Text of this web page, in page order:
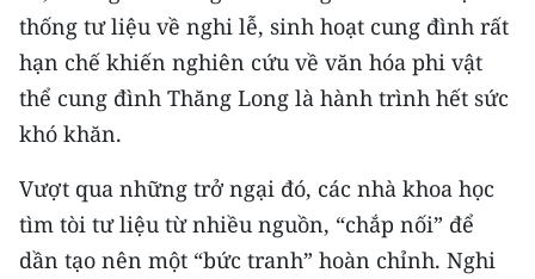
thống tư liệu về nghi lễ, sinh hoạt cung đình rất
hạn chế khiến nghiên cứu về văn hóa phi vật
thể cung đình Thăng Long là hành trình hết sức
khó khăn.
Vượt qua những trở ngại đó, các nhà khoa học
tìm tòi tư liệu từ nhiều nguồn, “chắp nối” để
dần tạo nên một “bức tranh” hoàn chỉnh. Nghi